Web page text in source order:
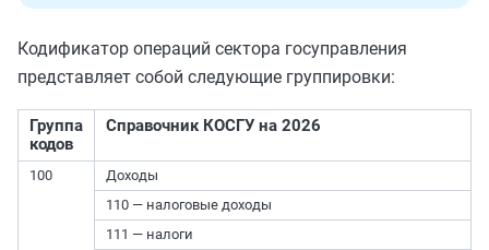
Кодификатор операций сектора госуправления
представляет собой следующие группировки:
Группа
кодов
Справочник КОСГУ на 2026
100
Доходы
110 — налоговые доходы
111 — налоги